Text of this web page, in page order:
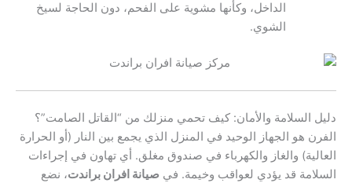
الداخل، وكأنها مشوية على الفحم، دون الحاجة لسيخ
الشوي.
دليل السلامة والأمان: كيف تحمي منزلك من “القاتل الصامت”؟
الفرن هو الجهاز الوحيد في المنزل الذي يجمع بين النار (أو الحرارة
العالية) والغاز والكهرباء في صندوق مغلق. أي تهاون في إجراءات
السلامة قد يؤدي لعواقب وخيمة. في صيانة افران براندت، نضع